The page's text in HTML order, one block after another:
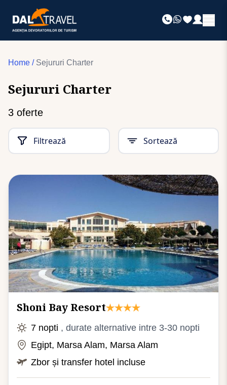
Home / Sejururi Charter
Sejururi Charter
3 oferte
Filtrează Sortează
Shoni Bay Resort
7 nopti , durate alternative intre 3-30 nopti
Egipt, Marsa Alam, Marsa Alam
Zbor și transfer hotel incluse